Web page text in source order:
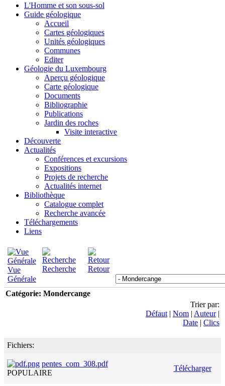
L'Homme et son sous-sol
Guide géologique
Accueil
Cartes géologiques
Unités géologiques
Communes
Editer
Géologie du Luxembourg
Aperçu géologique
Carte géologique
Documents
Bibliographie
Publications
Jardin des roches
Visite interactive
Découverte
Actualités
Conférences et excursions
Expositions
Projets de recherche
Actualités internet
Bibliothèque
Catalogue complet
Recherche avancée
Téléchargements
Liens
Vue
Générale
Recherche Retour
Catégorie: Mondercange
Trier par:
Défaut | Nom | Auteur|
Date | Clics
Fichiers:
pentes_com_308.pdf
POPULAIRE
Télécharger